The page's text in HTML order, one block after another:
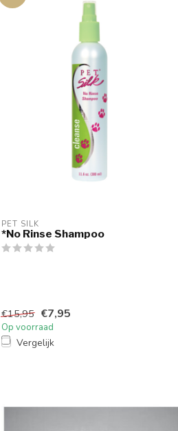
PET SILK
*No Rinse Shampoo
€15,95 €7,95
Op voorraad
Vergelijk